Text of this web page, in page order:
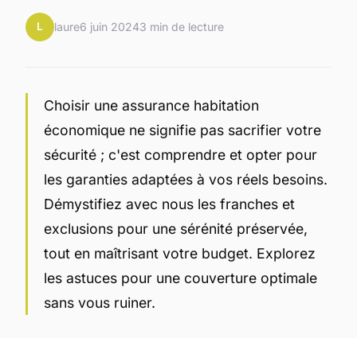
L laure6 juin 20243 min de lecture
Choisir une assurance habitation
économique ne signifie pas sacrifier votre
sécurité ; c'est comprendre et opter pour
les garanties adaptées à vos réels besoins.
Démystifiez avec nous les franches et
exclusions pour une sérénité préservée,
tout en maîtrisant votre budget. Explorez
les astuces pour une couverture optimale
sans vous ruiner.